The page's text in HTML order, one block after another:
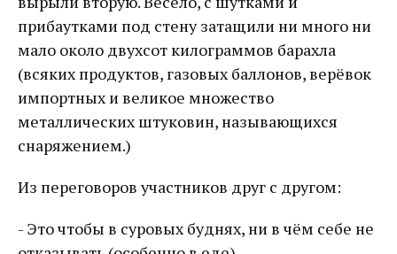
прибаутками под стену затащили ни много ни
мало около двухсот килограммов барахла
(всяких продуктов, газовых баллонов, верёвок
импортных и великое множество
металлических штуковин, называющихся
снаряжением.)
Из переговоров участников друг с другом:
- Это чтобы в суровых буднях, ни в чём себе не